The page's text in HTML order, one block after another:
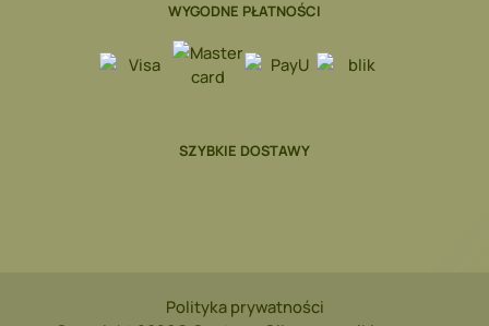
WYGODNE PŁATNOŚCI
SZYBKIE DOSTAWY
Polityka prywatności